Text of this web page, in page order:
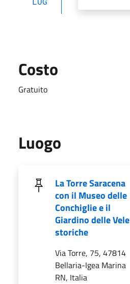
Costo
Gratuito
Luogo
La Torre Saracena
con il Museo delle
Conchiglie e il
Giardino delle Vele
storiche
Via Torre, 75, 47814
Bellaria-Igea Marina
RN, Italia